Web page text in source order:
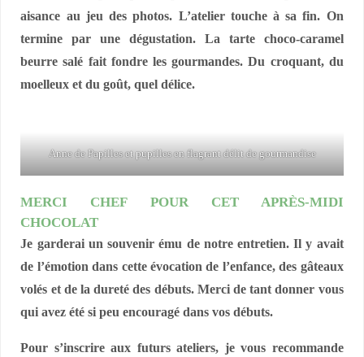
aisance au jeu des photos. L’atelier touche à sa fin. On
termine par une dégustation. La tarte choco-caramel
beurre salé fait fondre les gourmandes. Du croquant, du
moelleux et du goût, quel délice.
Anne de Papilles et pupilles en flagrant délit de gourmandise
MERCI CHEF POUR CET APRÈS-MIDI
CHOCOLAT
Je garderai un souvenir ému de notre entretien. Il y avait
de l’émotion dans cette évocation de l’enfance, des gâteaux
volés et de la dureté des débuts. Merci de tant donner vous
qui avez été si peu encouragé dans vos débuts.
Pour s’inscrire aux futurs ateliers, je vous recommande